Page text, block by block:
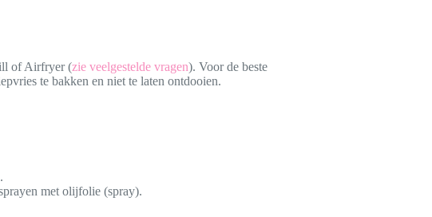
of Airfryer (zie veelgestelde vragen). Voor de beste
te bakken en niet te laten ontdooien.
met olijfolie (spray).